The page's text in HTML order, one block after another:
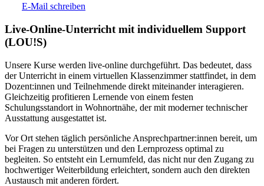
E-Mail schreiben
Live-​Online-Unterricht mit individuellem Support
(LOU!S)
Unsere Kurse werden live-online durchgeführt. Das bedeutet, dass
der Unterricht in einem virtuellen Klassenzimmer stattfindet, in dem
Dozent:innen und Teilnehmende direkt miteinander interagieren.
Gleichzeitig profitieren Lernende von einem festen
Schulungsstandort in Wohnortnähe, der mit moderner technischer
Ausstattung ausgestattet ist.
Vor Ort stehen täglich persönliche Ansprechpartner:innen bereit, um
bei Fragen zu unterstützen und den Lernprozess optimal zu
begleiten. So entsteht ein Lernumfeld, das nicht nur den Zugang zu
hochwertiger Weiterbildung erleichtert, sondern auch den direkten
Austausch mit anderen fördert.